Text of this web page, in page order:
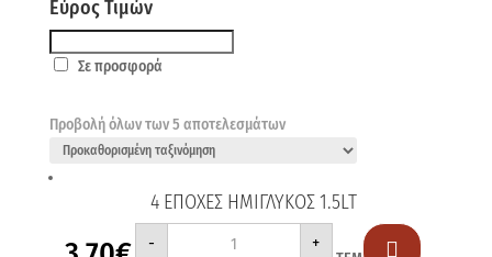
Εύρος Τιμών
Σε προσφορά
Προβολή όλων των 5 αποτελεσμάτων
4 ΕΠΟΧΕΣ ΗΜΙΓΛΥΚΟΣ 1.5LT
-
4
+ 